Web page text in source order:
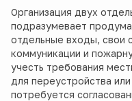
Организация двух
подразумевает
отдельные входы, свои
коммуникации и
учесть требования
для переустройства
потребуется